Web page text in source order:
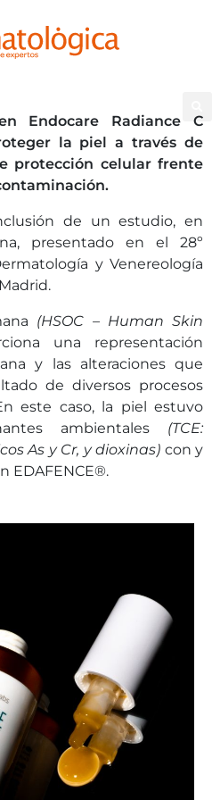
Endocare Radiance C
la piel a través de
protección celular frente
de un estudio, en
presentado en el 28º
y Venereología
(HSOC – Human Skin
una representación
y las alteraciones que
de diversos procesos
este caso, la piel estuvo
ambientales (TCE:
As y Cr, y dioxinas) con y
EDAFENCE®.